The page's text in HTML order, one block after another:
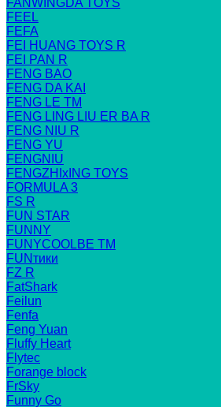
FANWINGDA TOYS
FEEL
FEFA
FEI HUANG TOYS R
FEI PAN R
FENG BAO
FENG DA KAI
FENG LE TM
FENG LING LIU ER BA R
FENG NIU R
FENG YU
FENGNIU
FENGZHIxING TOYS
FORMULA 3
FS R
FUN STAR
FUNNY
FUNYCOOLBE TM
FUNтики
FZ R
FatShark
Feilun
Fenfa
Feng Yuan
Fluffy Heart
Flytec
Forange block
FrSky
Funny Go